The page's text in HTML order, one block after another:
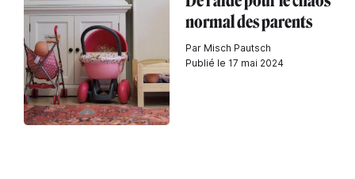
normal des parents
Par Misch Pautsch
Publié le 17 mai 2024